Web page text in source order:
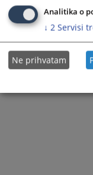
Analitika o
↓ 2 Servisi
Ne prihvatam